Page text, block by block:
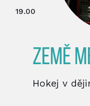
19.00
ZEMĚ
Hokej v